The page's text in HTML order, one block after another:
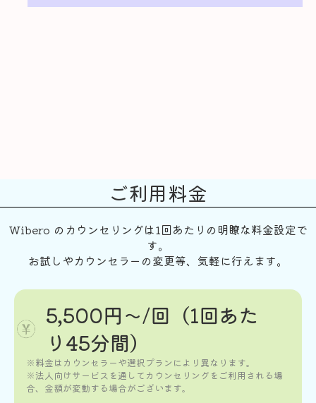
ご利用料金
Wibero のカウンセリングは1回あたりの明瞭な料金設定で
す。
お試しやカウンセラーの変更等、気軽に行えます。
5,500円〜/回（1回あた
り45分間）
※料金はカウンセラーや選択プランにより異なります。
※法人向けサービスを通してカウンセリングをご利用される場
合、金額が変動する場合がございます。